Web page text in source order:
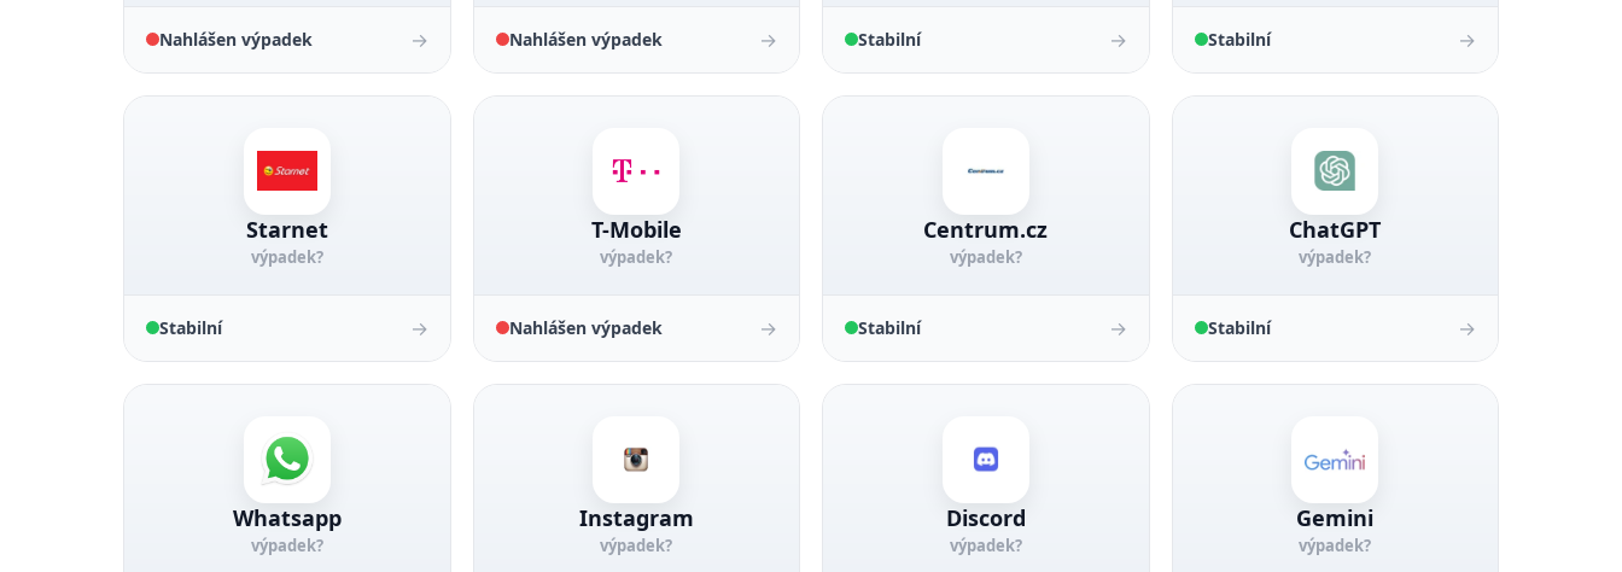
Nahlášen výpadek → Nahlášen výpadek → Stabilní → Stabilní →
Starnet
výpadek?
Stabilní →
T-Mobile
výpadek?
Nahlášen výpadek →
Centrum.cz
výpadek?
Stabilní →
ChatGPT
výpadek?
Stabilní →
Whatsapp
výpadek?
Instagram
výpadek?
Discord
výpadek?
Gemini
výpadek?